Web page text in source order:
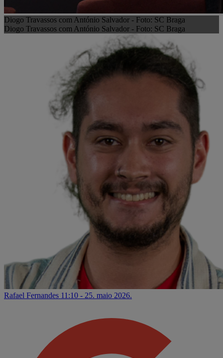
Diogo Travassos com António Salvador - Foto: SC Braga
Diogo Travassos com António Salvador - Foto: SC Braga
Rafael Fernandes 11:10 - 25. maio 2026.